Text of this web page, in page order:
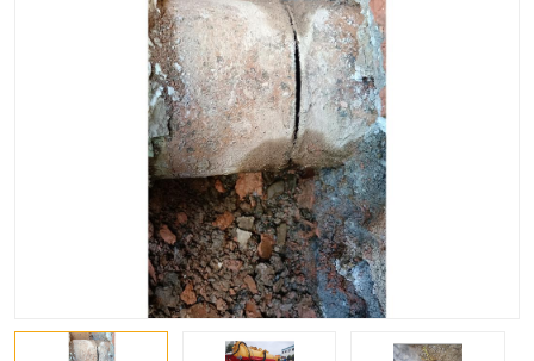
供热管道漏水 排水管道漏水
自来水管漏水 管道疏通
高压车疏通清淤